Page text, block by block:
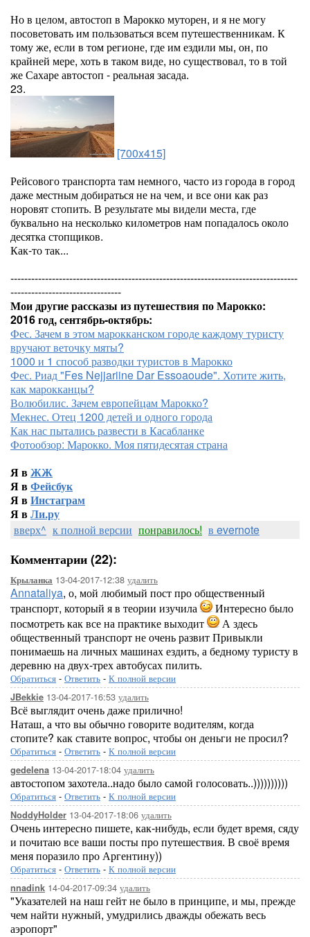
Но в целом, автостоп в Марокко муторен, и я не могу
посоветовать им пользоваться всем путешественникам. К
тому же, если в том регионе, где им ездили мы, он, по
крайней мере, хоть в таком виде, но существовал, то в той
же Сахаре автостоп - реальная засада.
23.
[700x415]
Рейсового транспорта там немного, часто из города в город
даже местным добираться не на чем, и все они как раз
норовят стопить. В результате мы видели места, где
буквально на несколько километров нам попадалось около
десятка стопщиков.
Как-то так...
-----------------------------------------------------------------------------------
--------------------------------
Мои другие рассказы из путешествия по Марокко:
2016 год, сентябрь-октябрь:
Фес. Зачем в этом марокканском городе каждому туристу
вручают веточку мяты?
1000 и 1 способ разводки туристов в Марокко
Фес. Риад "Fes Nejjariine Dar Essoaoude". Хотите жить,
как марокканцы?
Волюбилис. Зачем европейцам Марокко?
Мекнес. Отец 1200 детей и одного города
Как нас пытались развести в Касабланке
Фотообзор: Марокко. Моя пятидесятая страна
Я вЖЖ
Я вФейсбук
Я вИнстаграм
Я вЛи.ру
вверх^ к полной версии понравилось! в evernote
Комментарии (22):
Крыланка 13-04-2017-12:38 удалить
Annataliya, о, мой любимый пост про общественный
транспорт, который я в теории изучила
Интересно было
посмотреть как все на практике выходит
А здесь
общественный транспорт не очень развит Привыкли
понимаешь на личных машинах ездить, а бедному туристу в
деревню на двух-трех автобусах пилить.
Обратиться - Ответить - К полной версии
JBekkie 13-04-2017-16:53 удалить
Всё выглядит очень даже прилично!
Наташ, а что вы обычно говорите водителям, когда
стопите? как ставите вопрос, чтобы он деньги не просил?
Обратиться - Ответить - К полной версии
gedelena 13-04-2017-18:04 удалить
автостопом захотела..надо было самой голосовать..))))))))))
Обратиться - Ответить - К полной версии
NoddyHolder 13-04-2017-18:06 удалить
Очень интересно пишете, как-нибудь, если будет время, сяду
и почитаю все ваши посты про путешествия. В своё время
меня поразило про Аргентину))
Обратиться - Ответить - К полной версии
nnadink 14-04-2017-09:34 удалить
"Указателей на наш гейт не было в принципе, и мы, прежде
чем найти нужный, умудрились дважды обежать весь
аэропорт"